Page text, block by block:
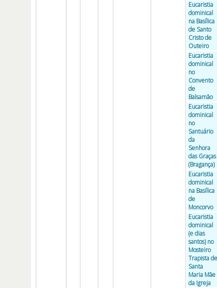
Eucaristia
dominical
na Basílica
de Santo
Cristo de
Outeiro
Eucaristia
dominical
no
Convento
de
Balsamão
Eucaristia
dominical
no
Santuário
da
Senhora
das Graças
(Bragança)
Eucaristia
dominical
na Basílica
de
Moncorvo
Eucaristia
dominical
(e dias
santos) no
Mosteiro
Trapista de
Santa
Maria Mãe
da Igreja